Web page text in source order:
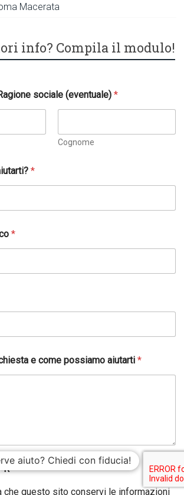
Macerata
info? Compila il modulo!
sociale (eventuale)*
Cognome
*
*
e come possiamo aiutarti*
*
che questo sito conservi le informazioni
aiuto? Chiedi con fiducia!